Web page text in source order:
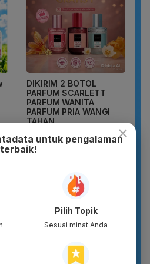
DIKIRIM 2 BOTOL
PARFUM SCARLETT
PARFUM WANITA
PARFUM PRIA WANGI
TAHAN...
New 2026 Pamelo.id
Setelan Anak 17
×
untuk pengalaman
terbaik!
Pilih Topik
Sesuai minat Anda